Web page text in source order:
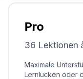
Pro
36 Lektionen
Maximale
Lernlücken oder